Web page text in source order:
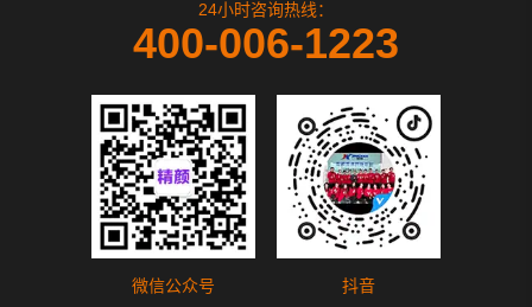
24小时咨询热线：
400-006-1223
微信公众号 抖音